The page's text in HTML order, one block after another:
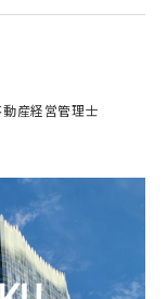
社はただちにその旨を当
を除き、本人の同意を得
せん。但し、次の場合は
あって、本人の同意を得
産経営管理士